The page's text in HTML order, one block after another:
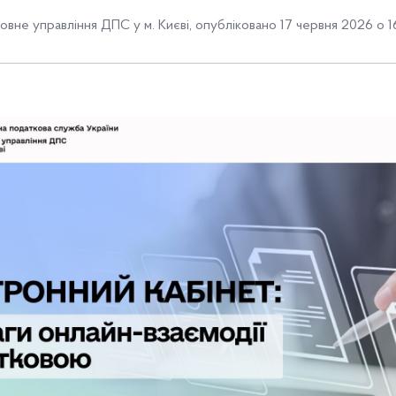
управління ДПС у м. Києві, опубліковано 17 червня 2026 о